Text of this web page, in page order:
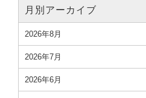
月別アーカイブ
2026年8月
2026年7月
2026年6月